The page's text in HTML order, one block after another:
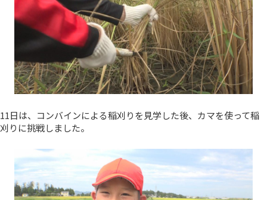
11日は、コンバインによる稲刈りを見学した後、カマを使って稲
刈りに挑戦しました。